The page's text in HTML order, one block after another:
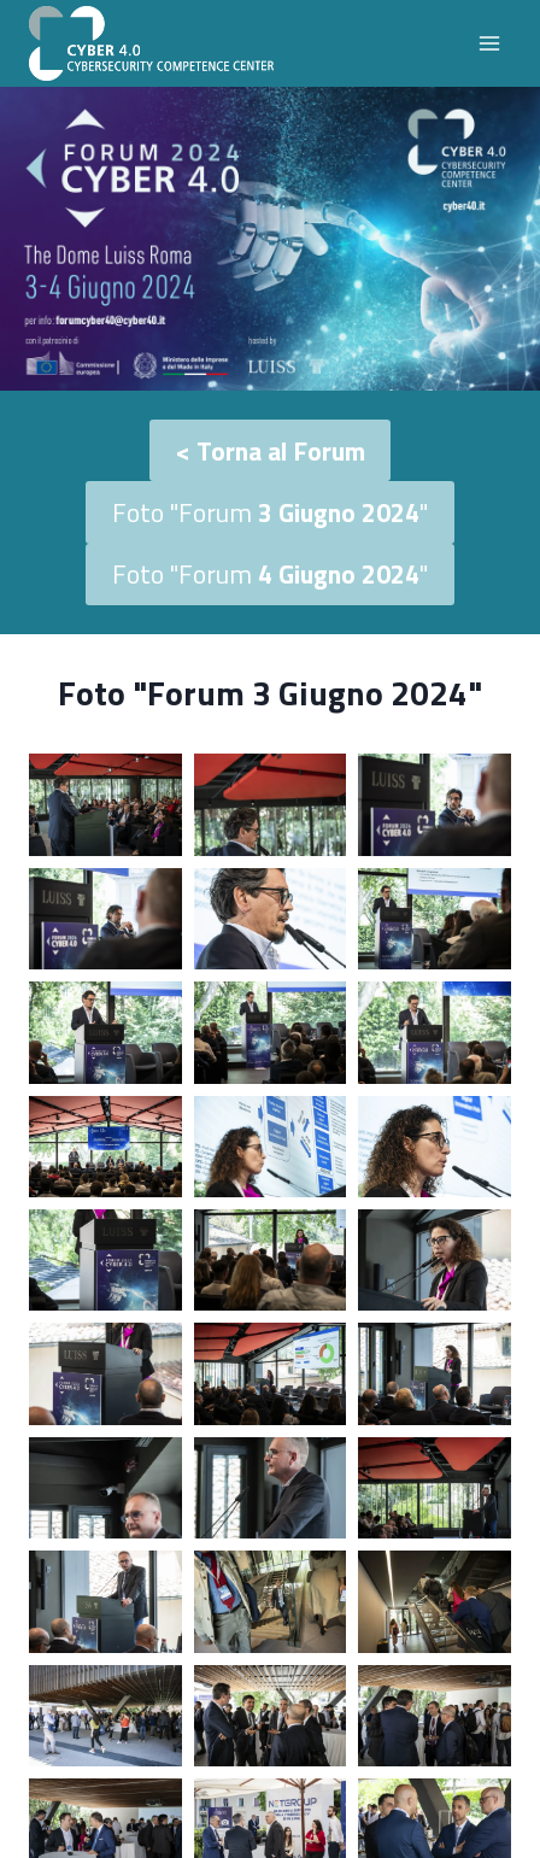
Salta
contenuto
< Torna al Forum
Foto "Forum 3 Giugno 2024"
Foto "Forum 4 Giugno 2024"
Foto "Forum 3 Giugno 2024"